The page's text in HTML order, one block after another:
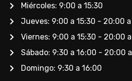
Miércoles: 9:00 a 15:30
Jueves: 9:00 a 15:30 - 20:00
Viernes: 9:00 a 15:30 - 20:00
Sábado: 9:30 a 16:00 - 20:00
Domingo: 9:30 a 16:00